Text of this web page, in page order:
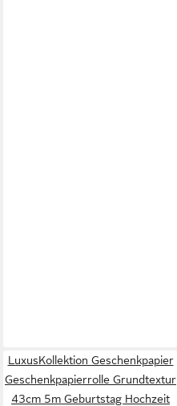
LuxusKollektion Geschenkpapier
Geschenkpapierrolle Grundtextur
43cm 5m Geburtstag Hochzeit